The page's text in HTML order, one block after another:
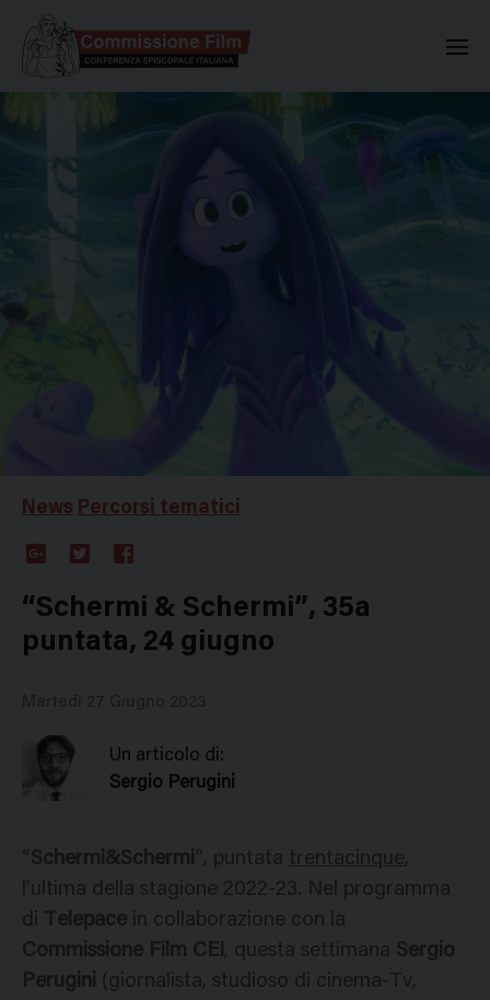
News Percorsi tematici
Plus
“Schermi & Schermi”, 35a
puntata, 24 giugno
Un articolo di:
Sergio Perugini
“Schermi&Schermi”, puntata trentacinque,
l’ultima della stagione 2022-23. Nel programma
di
Telepace in collaborazione con la
Commissione Film CEI, questa settimana Sergio
Perugini (giornalista, studioso di cinema-Tv,